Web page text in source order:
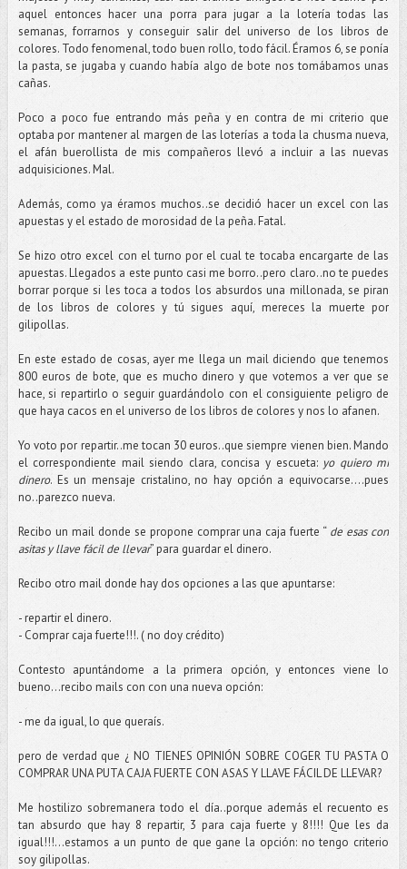
aquel entonces hacer una porra para jugar a la lotería todas las
semanas, forrarnos y conseguir salir del universo de los libros de
colores. Todo fenomenal, todo buen rollo, todo fácil. Éramos 6, se ponía
la pasta, se jugaba y cuando había algo de bote nos tomábamos unas
cañas.
Poco a poco fue entrando más peña y en contra de mi criterio que
optaba por mantener al margen de las loterías a toda la chusma nueva,
el afán buerollista de mis compañeros llevó a incluir a las nuevas
adquisiciones. Mal.
Además, como ya éramos muchos..se decidió hacer un excel con las
apuestas y el estado de morosidad de la peña. Fatal.
Se hizo otro excel con el turno por el cual te tocaba encargarte de las
apuestas. Llegados a este punto casi me borro..pero claro..no te puedes
borrar porque si les toca a todos los absurdos una millonada, se piran
de los libros de colores y tú sigues aquí, mereces la muerte por
gilipollas.
En este estado de cosas, ayer me llega un mail diciendo que tenemos
800 euros de bote, que es mucho dinero y que votemos a ver que se
hace, si repartirlo o seguir guardándolo con el consiguiente peligro de
que haya cacos en el universo de los libros de colores y nos lo afanen.
Yo voto por repartir..me tocan 30 euros..que siempre vienen bien. Mando
el correspondiente mail siendo clara, concisa y escueta: yo quiero mi
dinero. Es un mensaje cristalino, no hay opción a equivocarse….pues
no..parezco nueva.
Recibo un mail donde se propone comprar una caja fuerte “ de esas con
asitas y llave fácil de llevar” para guardar el dinero.
Recibo otro mail donde hay dos opciones a las que apuntarse:
- repartir el dinero.
- Comprar caja fuerte!!!. ( no doy crédito)
Contesto apuntándome a la primera opción, y entonces viene lo
bueno…recibo mails con con una nueva opción:
- me da igual, lo que queraís.
pero de verdad que ¿ NO TIENES OPINIÓN SOBRE COGER TU PASTA O
COMPRAR UNA PUTA CAJA FUERTE CON ASAS Y LLAVE FÁCIL DE LLEVAR?
Me hostilizo sobremanera todo el día..porque además el recuento es
tan absurdo que hay 8 repartir, 3 para caja fuerte y 8!!!! Que les da
igual!!!...estamos a un punto de que gane la opción: no tengo criterio
soy gilipollas.